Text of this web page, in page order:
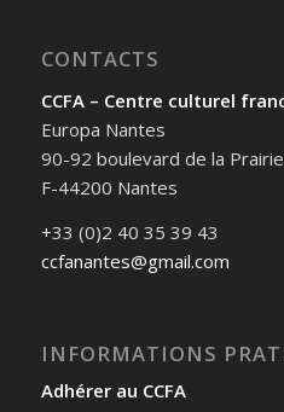
CONTACTS
CCFA – Centre culturel
Europa Nantes
90-92 boulevard de la
F-44200 Nantes
+33 (0)2 40 35 39 43
ccfanantes@gmail.com
INFORMATIONS
Adhérer au CCFA